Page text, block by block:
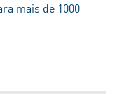
mais de 1000